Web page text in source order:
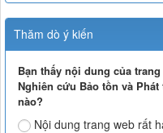
Thăm dò ý kiến
Bạn thấy nội dung của
Nghiên cứu Bảo tồn và
nào?
Nội dung trang web rất